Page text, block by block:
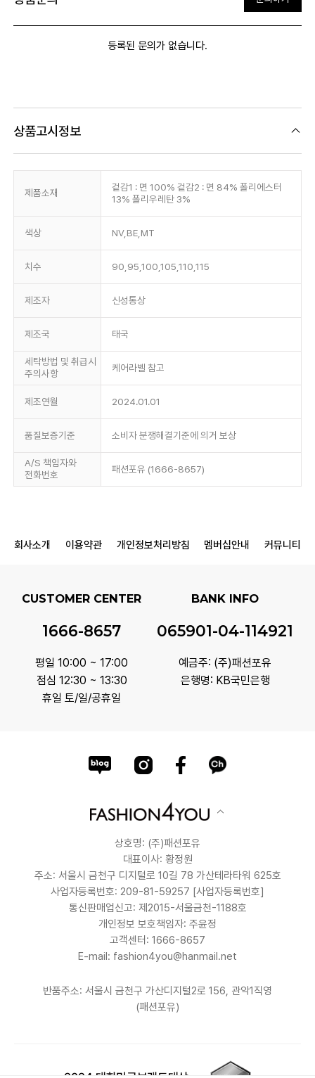
등록된 문의가 없습니다.
상품고시정보
제품소재
겉감1 : 면 100% 겉감2 : 면 84% 폴리에스터
13% 폴리우레탄 3%
색상 NV,BE,MT
치수 90,95,100,105,110,115
제조자 신성통상
제조국 태국
세탁방법 및 취급시
주의사항
케어라벨 참고
제조연월 2024.01.01
품질보증기준 소비자 분쟁해결기준에 의거 보상
A/S 책임자와
전화번호
패션포유 (1666-8657)
회사소개 이용약관 개인정보처리방침 멤버십안내 커뮤니티
CUSTOMER CENTER
1666-8657
평일 10:00 ~ 17:00
점심 12:30 ~ 13:30
휴일 토/일/공휴일
BANK INFO
065901-04-114921
예금주: (주)패션포유
은행명: KB국민은행
상호명: (주)패션포유
대표이사: 황정원
주소: 서울시 금천구 디지털로 10길 78 가산테라타워 625호
사업자등록번호: 209-81-59257 [사업자등록번호]
통신판매업신고: 제2015-서울금천-1188호
개인정보 보호책임자: 주윤정
고객센터: 1666-8657
E-mail: fashion4you@hanmail.net
반품주소: 서울시 금천구 가산디지털2로 156, 관악1직영
(패션포유)